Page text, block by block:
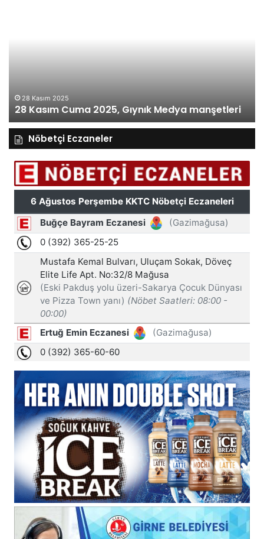
28 Kasım 2025
28 Kasım Cuma 2025, Gıynık Medya manşetleri
Nöbetçi Eczaneler